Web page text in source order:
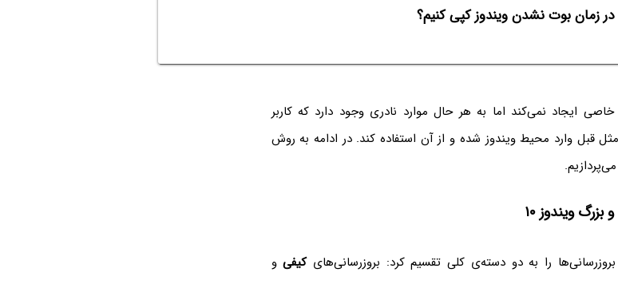
زمان بوت نشدن ویندوز کپی کنیم؟
کردن ویندوز ۱۰ مشکل خاصی ایجاد نمی‌کند اما به هر حال موارد نادری وجود دارد که کاربر
قبل وارد محیط ویندوز شده و از آن استفاده کند. در ادامه به روش
ویندوز ۱۰
را به دو دسته‌ی کلی تقسیم کرد: بروزرسانی‌هایکیفیو